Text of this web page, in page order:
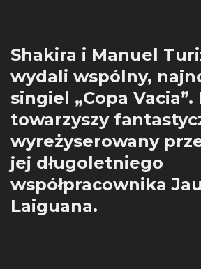
Shakira i Manuel
wydali wspólny,
singiel „Copa
towarzyszy
wyreżyserowany
jej długoletniego
współpracownika
Laiguana.